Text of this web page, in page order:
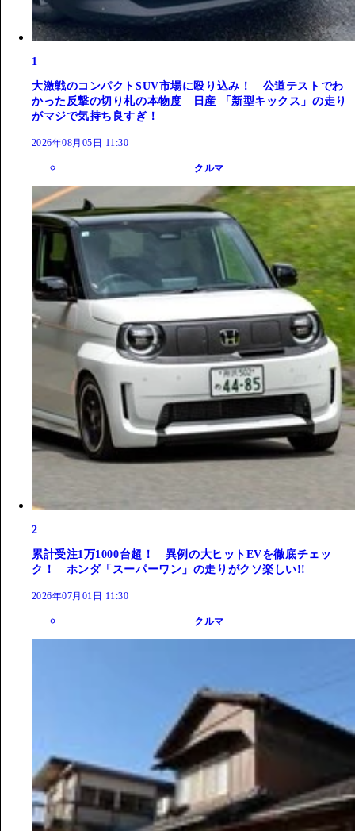
1
大激戦のコンパクトSUV市場に殴り込み！ 公道テストでわ
かった反撃の切り札の本物度 日産 「新型キックス」の走り
がマジで気持ち良すぎ！
2026年08月05日 11:30
クルマ
2
累計受注1万1000台超！ 異例の大ヒットEVを徹底チェッ
ク！ ホンダ「スーパーワン」の走りがクソ楽しい!!
2026年07月01日 11:30
クルマ